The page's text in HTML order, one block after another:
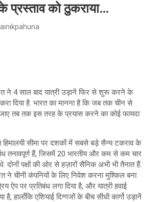
के प्रस्ताव को ठुकराया…
ने 4 साल बाद यात्री उड़ानें फिर से शुरू करने के
दिया है. भारत का मानना है कि जब तक चीन से
तब तक इस तरह के प्रयास करने का कोई फायदा
हिमालयी सीमा पर दशकों में सबसे बड़े सैन्य टकराव के
तनावपूर्ण हैं, जिसमें 20 भारतीय और कम से कम चार
दोनों पक्षों की ओर से हज़ारों सैनिक अभी भी तैनात हैं.
ने चीनी कंपनियों के लिए निवेश करना मुश्किल बना
ऐप पर प्रतिबंध लगा दिया है, और यात्री हवाई
हालाँकि एशियाई दिग्गजों के बीच सीधी कार्गो उड़ानें